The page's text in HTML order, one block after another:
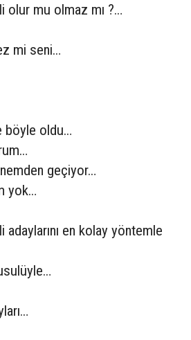
olur mu olmaz mı ?…
mi seni…
böyle oldu…
geçiyor…
yok…
en kolay yöntemle